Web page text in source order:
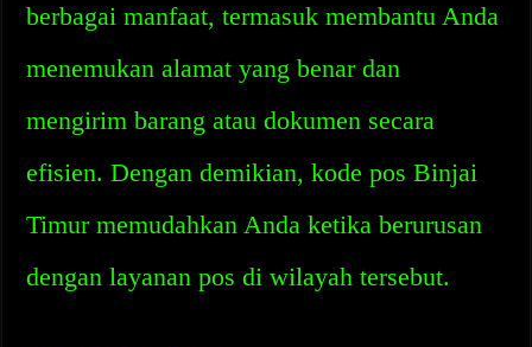
berbagai manfaat, termasuk membantu Anda
menemukan alamat yang benar dan
mengirim barang atau dokumen secara
efisien. Dengan demikian, kode pos Binjai
Timur memudahkan Anda ketika berurusan
dengan layanan pos di wilayah tersebut.